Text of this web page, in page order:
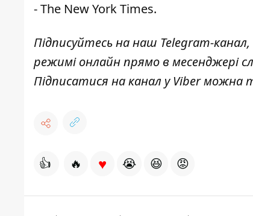
- The New York Times.
Підписуйтесь на наш Telegram-канал
режимі онлайн прямо в месенджері
Підписатися на канал у Viber можна
👍 🔥 ♥ 😭 😆 😡